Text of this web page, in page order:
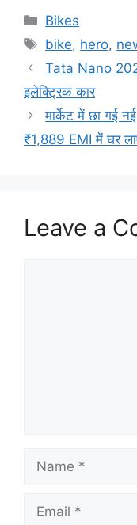
Categories
Bikes
Tags
bike, hero,
Tata Nano
इलेक्ट्रिक कार
मार्केट में छा गई
₹1,889 EMI में घर लाएं
Leave a